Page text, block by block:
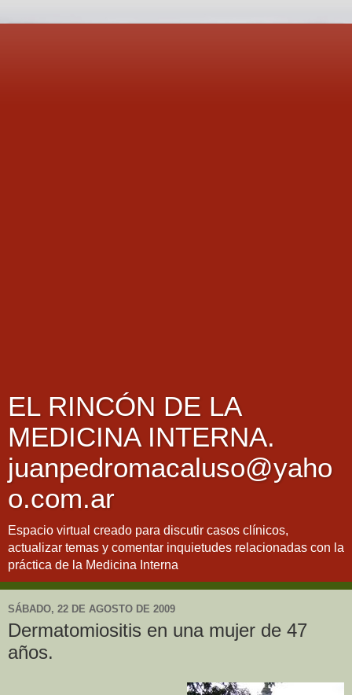
EL RINCÓN DE LA
MEDICINA INTERNA.
juanpedromacaluso@yaho
o.com.ar
Espacio virtual creado para discutir casos clínicos,
actualizar temas y comentar inquietudes relacionadas con la
práctica de la Medicina Interna
SÁBADO, 22 DE AGOSTO DE 2009
Dermatomiositis en una mujer de 47
años.